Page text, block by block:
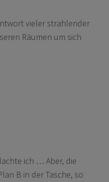
vieler strahlender
Räumen um sich
ich … Aber, die
B in der Tasche, so